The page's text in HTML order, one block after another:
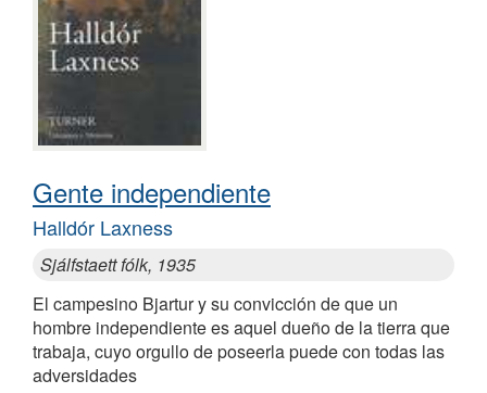
Gente independiente
Halldór Laxness
Sjálfstaett fólk, 1935
El campesino Bjartur y su convicción de que un
hombre independiente es aquel dueño de la tierra que
trabaja, cuyo orgullo de poseerla puede con todas las
adversidades